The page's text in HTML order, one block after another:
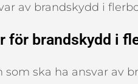
av brandskydd i
för brandskydd i
som ska ha ansvar av